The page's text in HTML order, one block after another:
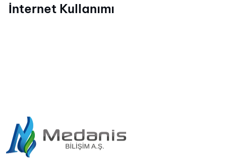
İnternet Kullanımı